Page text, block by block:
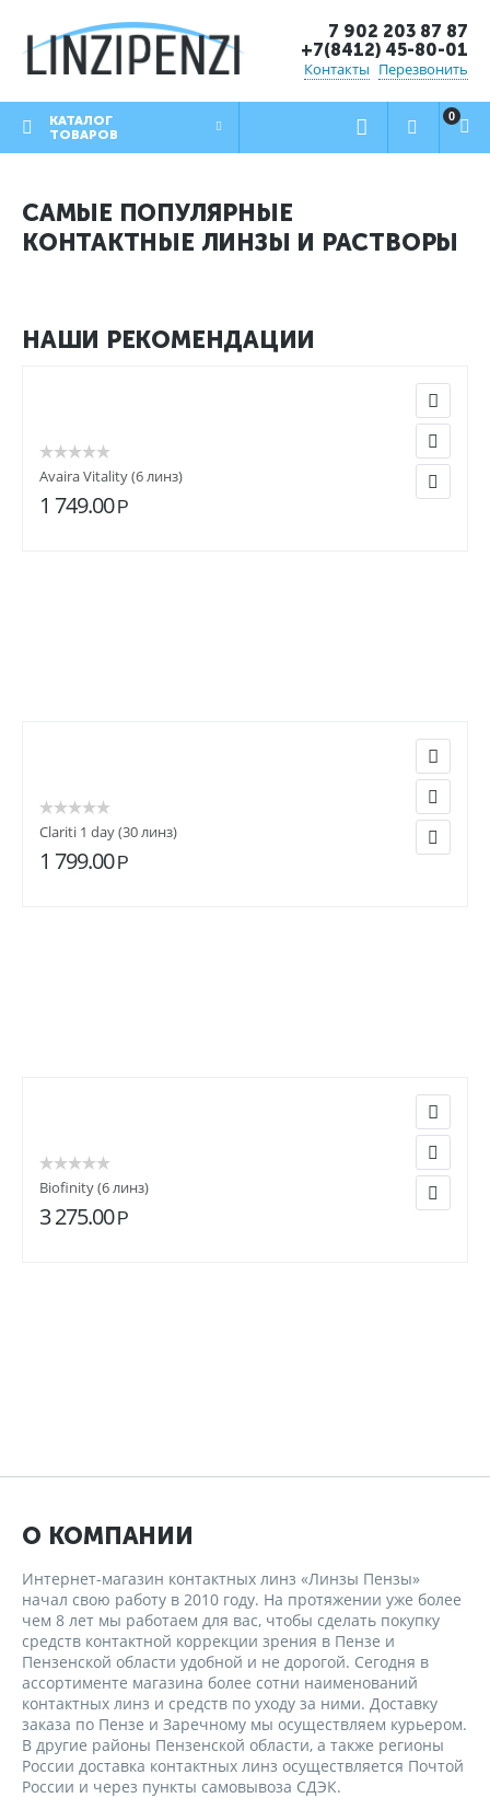
7 902 203 87 87
+7(8412) 45-80-01
Контакты Перезвонить
КАТАЛОГ
ТОВАРОВ
0
САМЫЕ ПОПУЛЯРНЫЕ
КОНТАКТНЫЕ ЛИНЗЫ И РАСТВОРЫ
НАШИ РЕКОМЕНДАЦИИ
Avaira Vitality (6 линз)
1 749.00 Р
Clariti 1 day (30 линз)
1 799.00 Р
Biofinity (6 линз)
3 275.00 Р
О КОМПАНИИ
Интернет-магазин контактных линз «Линзы Пензы»
начал свою работу в 2010 году. На протяжении уже более
чем 8 лет мы работаем для вас, чтобы сделать покупку
средств контактной коррекции зрения в Пензе и
Пензенской области удобной и не дорогой. Сегодня в
ассортименте магазина более сотни наименований
контактных линз и средств по уходу за ними. Доставку
заказа по Пензе и Заречному мы осуществляем курьером.
В другие районы Пензенской области, а также регионы
России доставка контактных линз осуществляется Почтой
России и через пункты самовывоза СДЭК.